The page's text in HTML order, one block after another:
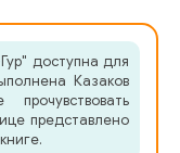
доступна для
Казаков
представлено